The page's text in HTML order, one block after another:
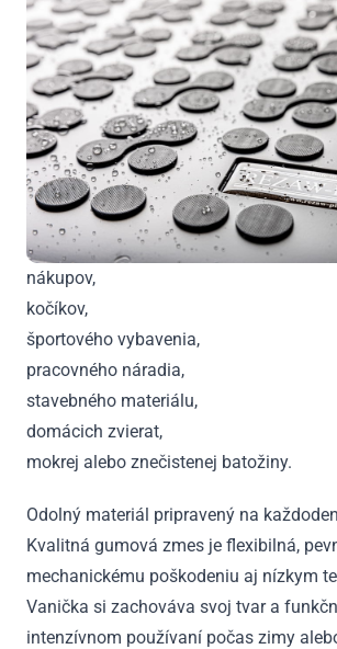
nákupov,
kočíkov,
športového vybavenia,
pracovného náradia,
stavebného materiálu,
domácich zvierat,
mokrej alebo znečistenej batožiny.
Odolný materiál pripravený na
Kvalitná gumová zmes je flexibilná,
mechanickému poškodeniu aj nízkym
Vanička si zachováva svoj tvar a
intenzívnom používaní počas zimy